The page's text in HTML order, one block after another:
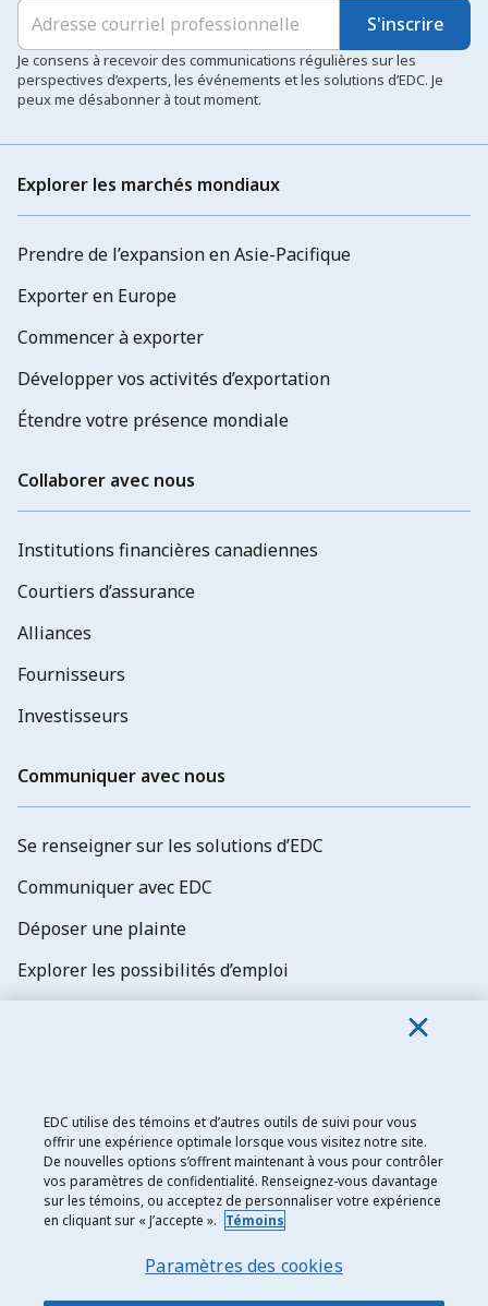
S'inscrire
Je consens à recevoir des communications régulières sur les
perspectives d’experts, les événements et les solutions d’EDC. Je
peux me désabonner à tout moment.
Explorer les marchés mondiaux
Prendre de l’expansion en Asie-Pacifique
Exporter en Europe
Commencer à exporter
Développer vos activités d’exportation
Étendre votre présence mondiale
Collaborer avec nous
Institutions financières canadiennes
Courtiers d’assurance
Alliances
Fournisseurs
Investisseurs
Communiquer avec nous
Se renseigner sur les solutions d’EDC
Communiquer avec EDC
Déposer une plainte
Explorer les possibilités d’emploi
Exportation et développement Canada
Énoncé de confidentialité
EDC utilise des témoins et d’autres outils de suivi pour vous
offrir une expérience optimale lorsque vous visitez notre site.
De nouvelles options s’offrent maintenant à vous pour contrôler
vos paramètres de confidentialité. Renseignez-vous davantage
sur les témoins, ou acceptez de personnaliser votre expérience
en cliquant sur « J’accepte ». Témoins
Paramètres des cookies